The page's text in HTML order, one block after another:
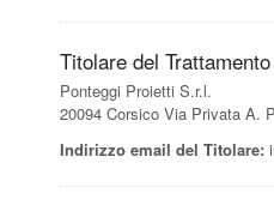
Titolare del
Ponteggi Proietti S.r.l.
20094 Corsico Via Privata A.
Indirizzo email del Titolare: